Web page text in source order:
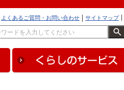
サイトマップ
よくあるご質問・お問い合わせ